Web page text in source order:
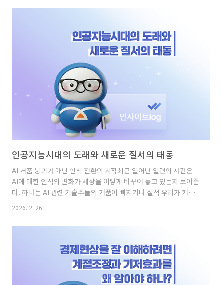
으로2026년 개인금융 트렌드와 핵심 인사이트를전해드릴 예정입
소문내기 이벤트에도 참여하시고,‘2026년 개인금융 인사이트’ 발
간 소식을널리 퍼뜨려 주세요! 금융소비자 보고서금융소비자 보고
서란?대중, 시니어, 외국인, 부자,CEO의 서로 다른 니즈를선제적
으로 파악하고 그에 대한주요 인사이트를 담은 보고서입니다.상품·
서비스 및 채널 ..
인공지능시대의 도래와 새로운 질서의 태동
AI 거품 붕괴가 아닌 인식 전환의 시작최근 일어난 일련의 사건은
AI에 대한 인식의 변화가 세상을 어떻게 바꾸어 놓고 있는지 보여준
다. 하나는 AI 관련 기술주들의 거품이 빠지거나 실적 우려가 커지
법률·부동산서비스 등 각종 데이터를 생산·가공·판매하는 기업군
시장은 AI로 돈을 버는 기업과 잃는 기업을 구분하기 시작했으며,
빅테크에 대한 잣대에 변화가 일어났다. 그 결과 돈은 필수 소비재,
유틸리티 등 AI와 별 관련이 없고 현금흐름이 탄탄해 보이는 기업으
로 피난했다. 이 머니무브를 놓고 한 유명 컬럼리..
2026. 2. 26.